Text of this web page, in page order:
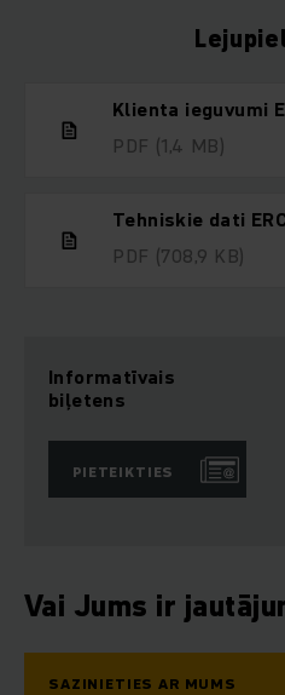
Klienta ieguvumi
PDF (1,4 MB)
Tehniskie dati
PDF (708,9 KB)
Informatīvais
biļetens
PIETEIKTIES
Vai Jums ir
SAZINIETIES AR MUMS